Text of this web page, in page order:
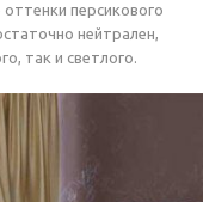
персикового
нейтрален,
так и светлого.